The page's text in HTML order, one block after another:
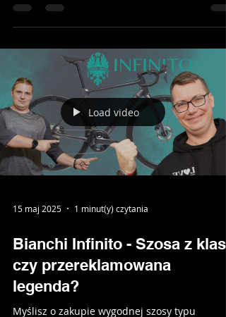
wydaniu - Bianchi E-OMNIA
XT12 B625
Szukasz roweru, który sprawdzi się zarówno w
miejskiej dżungli, jak i podczas weekendowych
wypadów za miasto? Bianchi e-Omnia to...
Load video
15 maj 2025 1 minut(y) czytania